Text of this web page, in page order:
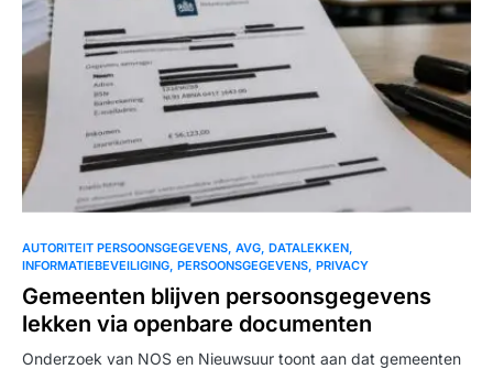
AUTORITEIT PERSOONSGEGEVENS AVG DATALEKKEN
INFORMATIEBEVEILIGING PERSOONSGEGEVENS PRIVACY
Gemeenten blijven persoonsgegevens
lekken via openbare documenten
Onderzoek van NOS en Nieuwsuur toont aan dat gemeenten